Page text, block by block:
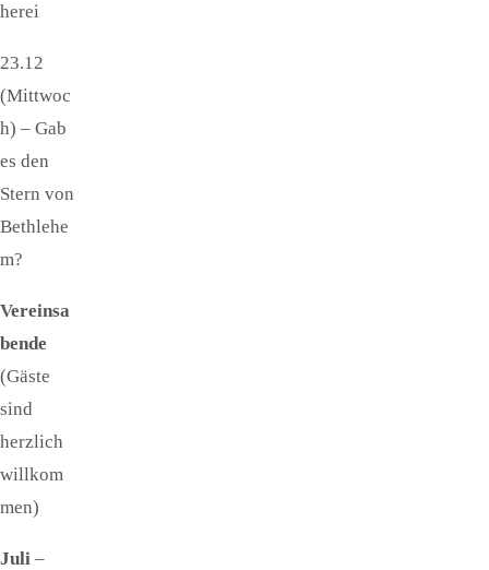
herei
23.12
(Mittwoc
h) – Gab
es den
Stern von
Bethlehe
m?
Vereinsa
bende
(Gäste
sind
herzlich
willkom
men)
Juli –